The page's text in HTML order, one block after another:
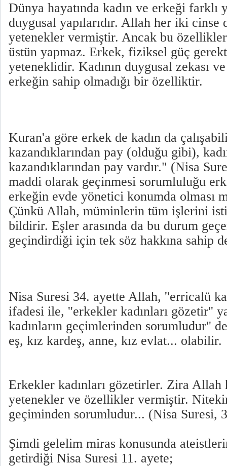
Dünya hayatında kadın ve erkeği
duygusal yapılarıdır. Allah her iki
yetenekler vermiştir. Ancak bu
üstün yapmaz. Erkek, fiziksel güç
yeteneklidir. Kadının duygusal zekası
erkeğin sahip olmadığı bir özelliktir.
Kuran'a göre erkek de kadın da
kazandıklarından pay (olduğu gibi),
kazandıklarından pay vardır." (Nisa
maddi olarak geçinmesi sorumluluğu
erkeğin evde yönetici konumda olması
Çünkü Allah, müminlerin tüm işlerini
bildirir. Eşler arasında da bu durum
geçindirdiği için tek söz hakkına sahip
Nisa Suresi 34. ayette Allah, ''erricalü
ifadesi ile, ''erkekler kadınları gözetir''
kadınların geçimlerinden sorumludur''
eş, kız kardeş, anne, kız evlat... olabilir.
Erkekler kadınları gözetirler. Zira Allah
yetenekler ve özellikler vermiştir.
geçiminden sorumludur... (Nisa Suresi,
Şimdi gelelim miras konusunda
getirdiği Nisa Suresi 11. ayete;